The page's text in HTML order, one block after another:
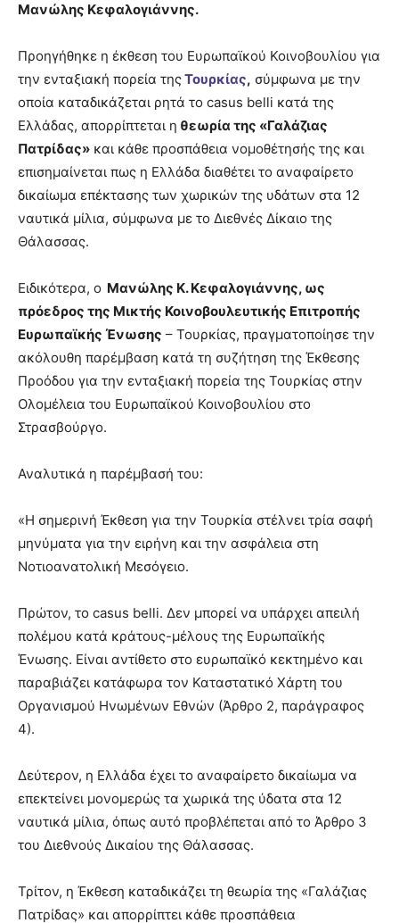
Μανώλης Κεφαλογιάννης.
Προηγήθηκε η έκθεση του Ευρωπαϊκού Κοινοβουλίου για
την ενταξιακή πορεία τηςΤουρκίας, σύμφωνα με την
οποία καταδικάζεται ρητά το casus belli κατά της
Ελλάδας, απορρίπτεται η θεωρία της «Γαλάζιας
Πατρίδας» και κάθε προσπάθεια νομοθέτησής της και
επισημαίνεται πως η Ελλάδα διαθέτει το αναφαίρετο
δικαίωμα επέκτασης των χωρικών της υδάτων στα 12
ναυτικά μίλια, σύμφωνα με το Διεθνές Δίκαιο της
Θάλασσας.
Ειδικότερα, ο Μανώλης Κ. Κεφαλογιάννης, ως
πρόεδρος της Μικτής Κοινοβουλευτικής Επιτροπής
Ευρωπαϊκής Ένωσης – Τουρκίας, πραγματοποίησε την
ακόλουθη παρέμβαση κατά τη συζήτηση της Έκθεσης
Προόδου για την ενταξιακή πορεία της Τουρκίας στην
Ολομέλεια του Ευρωπαϊκού Κοινοβουλίου στο
Στρασβούργο.
Αναλυτικά η παρέμβασή του:
«Η σημερινή Έκθεση για την Τουρκία στέλνει τρία σαφή
μηνύματα για την ειρήνη και την ασφάλεια στη
Νοτιοανατολική Μεσόγειο.
Πρώτον, το casus belli. Δεν μπορεί να υπάρχει απειλή
πολέμου κατά κράτους-μέλους της Ευρωπαϊκής
Ένωσης. Είναι αντίθετο στο ευρωπαϊκό κεκτημένο και
παραβιάζει κατάφωρα τον Καταστατικό Χάρτη του
Οργανισμού Ηνωμένων Εθνών (Άρθρο 2, παράγραφος
4).
Δεύτερον, η Ελλάδα έχει το αναφαίρετο δικαίωμα να
επεκτείνει μονομερώς τα χωρικά της ύδατα στα 12
ναυτικά μίλια, όπως αυτό προβλέπεται από το Άρθρο 3
του Διεθνούς Δικαίου της Θάλασσας.
Τρίτον, η Έκθεση καταδικάζει τη θεωρία της «Γαλάζιας
Πατρίδας» και απορρίπτει κάθε προσπάθεια